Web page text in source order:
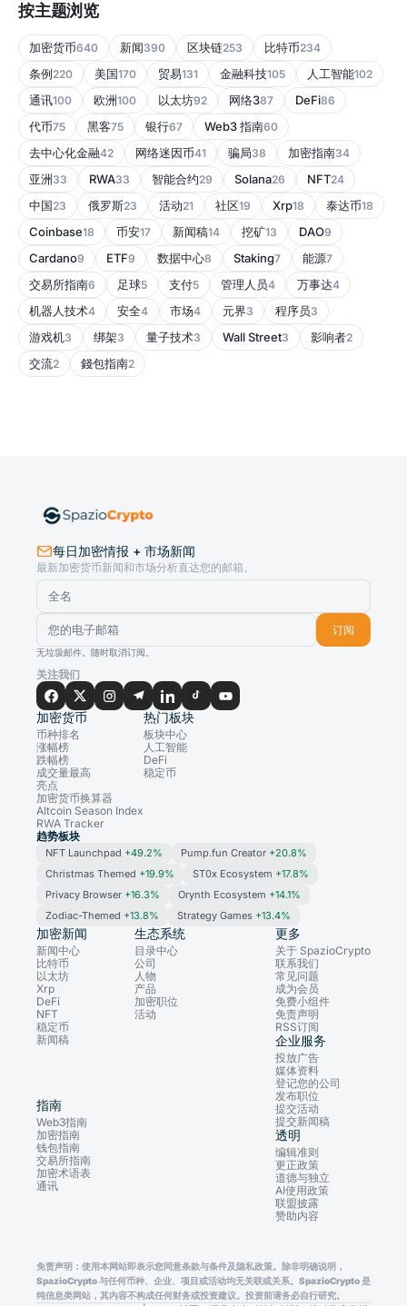
按主题浏览
加密货币640 新闻390 区块链253 比特币234
条例220 美国170 贸易131 金融科技105 人工智能102
通讯100 欧洲100 以太坊92 网络387 DeFi86
代币75 黑客75 银行67 Web3 指南60
去中心化金融42 网络迷因币41 骗局38 加密指南34
亚洲33 RWA33 智能合约29 Solana26 NFT24
中国23 俄罗斯23 活动21 社区19 Xrp18 泰达币18
Coinbase18 币安17 新闻稿14 挖矿13 DAO9
Cardano9 ETF9 数据中心8 Staking7 能源7
交易所指南6 足球5 支付5 管理人员4 万事达4
机器人技术4 安全4 市场4 元界3 程序员3
游戏机3 绑架3 量子技术3 Wall Street3 影响者2
交流2 錢包指南2
每日加密情报 + 市场新闻
最新加密货币新闻和市场分析直达您的邮箱。
订阅
无垃圾邮件。随时取消订阅。
关注我们
加密货币
币种排名
涨幅榜
跌幅榜
成交量最高
亮点
加密货币换算器
Altcoin Season Index
RWA Tracker
热门板块
板块中心
人工智能
DeFi
稳定币
趋势板块
NFT Launchpad +49.2% Pump.fun Creator +20.8%
Christmas Themed +19.9% ST0x Ecosystem +17.8%
Privacy Browser +16.3% Orynth Ecosystem +14.1%
Zodiac-Themed +13.8% Strategy Games +13.4%
加密新闻
新闻中心
比特币
以太坊
Xrp
DeFi
NFT
稳定币
新闻稿
生态系统
目录中心
公司
人物
产品
加密职位
活动
指南
Web3指南
加密指南
钱包指南
交易所指南
加密术语表
通讯
更多
关于 SpazioCrypto
联系我们
常见问题
成为会员
免费小组件
免责声明
RSS订阅
企业服务
投放广告
媒体资料
登记您的公司
发布职位
提交活动
提交新闻稿
透明
编辑准则
更正政策
道德与独立
AI使用政策
联盟披露
赞助内容
免责声明：使用本网站即表示您同意条款与条件及隐私政策。除非明确说明，
SpazioCrypto 与任何币种、企业、项目或活动均无关联或关系。SpazioCrypto 是
纯信息类网站，其内容不构成任何财务或投资建议。投资前请务必自行研究。